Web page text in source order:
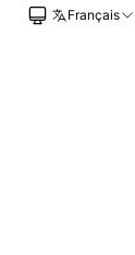
Français